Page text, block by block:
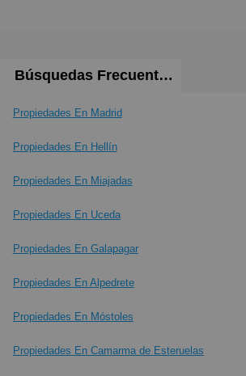
Búsquedas Frecuentes
Propiedades En Madrid
Propiedades En Hellín
Propiedades En Miajadas
Propiedades En Uceda
Propiedades En Galapagar
Propiedades En Alpedrete
Propiedades En Móstoles
Propiedades En Camarma de Esteruelas